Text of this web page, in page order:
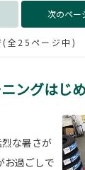
次のペー
(全25ページ中)
ングはじ
な暑さが
お過ごしで